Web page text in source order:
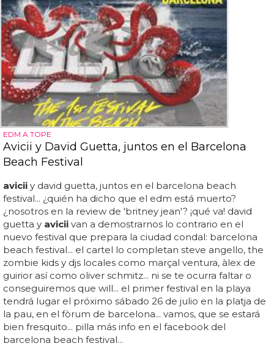
EDM A TOPE
Avicii y David Guetta, juntos en el Barcelona
Beach Festival
avicii y david guetta, juntos en el barcelona beach
festival... ¿quién ha dicho que el edm está muerto?
¿nosotros en la review de 'britney jean'? ¡qué va! david
guetta y avicii van a demostrarnos lo contrario en el
nuevo festival que prepara la ciudad condal: barcelona
beach festival... el cartel lo completan steve angello, the
zombie kids y djs locales como marçal ventura, àlex de
guirior así como oliver schmitz... ni se te ocurra faltar o
conseguiremos que will... el primer festival en la playa
tendrá lugar el próximo sábado 26 de julio en la platja de
la pau, en el fòrum de barcelona... vamos, que se estará
bien fresquito... pilla más info en el facebook del
barcelona beach festival...